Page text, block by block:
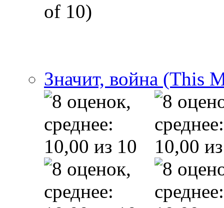
of 10)
Значит, война (This